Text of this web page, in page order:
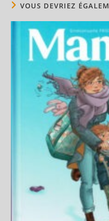
VOUS DEVRIEZ